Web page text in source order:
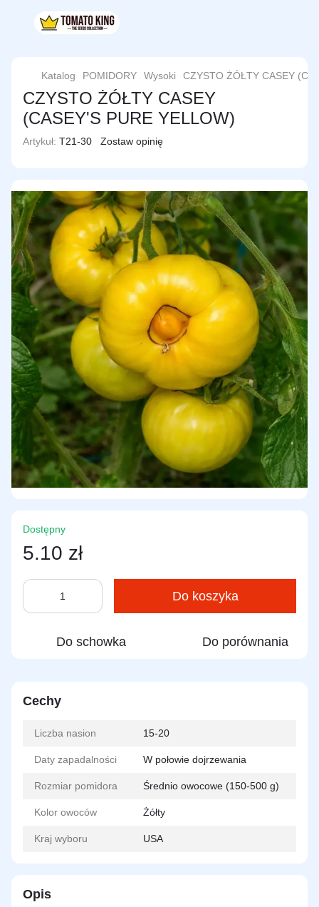
Katalog POMIDORY Wysoki CZYSTO ŻÓŁTY CASEY
CZYSTO ŻÓŁTY CASEY
(CASEY'S PURE YELLOW)
Artykuł: T21-30 Zostaw opinię
Dostępny
5.10 zł
Do koszyka
Do schowka Do porównania
Cechy
Liczba nasion 15-20
Daty zapadalności W połowie dojrzewania
Rozmiar pomidora Średnio owocowe (150-500 g)
Kolor owoców Żółty
Kraj wyboru USA
Opis